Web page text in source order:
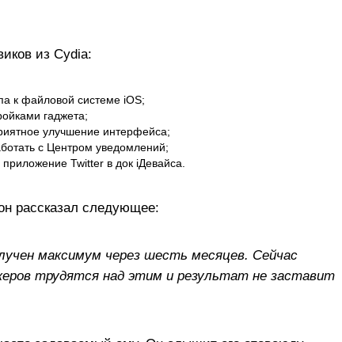
из Cydia:
к файловой системе iOS;
гаджета;
улучшение интерфейса;
с Центром уведомлений;
Twitter в док iДевайса.
рассказал следующее:
максимум через шесть месяцев. Сейчас
трудятся над этим и результат не заставит